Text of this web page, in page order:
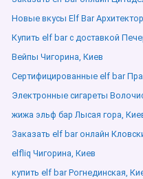
Новые вкусы Elf Bar
Купить elf bar с доставкой
Вейпы Чигорина, Киев
Сертифицированные elf bar
Электронные сигареты
жижа эльф бар Лысая гора,
Заказать elf bar онлайн
elfliq Чигорина, Киев
купить elf bar Рогнединская,